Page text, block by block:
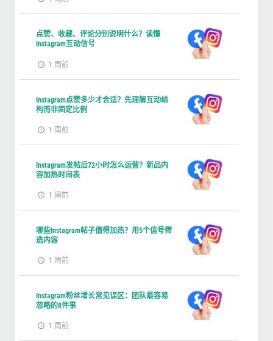
点赞、收藏、评论分别说明什么？读懂
Instagram互动信号
1 周前
Instagram点赞多少才合适？先理解互动结
构而非固定比例
1 周前
Instagram发帖后72小时怎么运营？新品内
容加热时间表
1 周前
哪些Instagram帖子值得加热？用5个信号筛
选内容
1 周前
Instagram粉丝增长常见误区：团队最容易
忽略的8件事
1 周前